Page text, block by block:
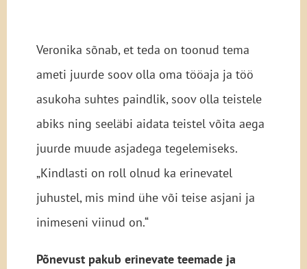
Veronika sõnab, et teda on toonud tema
ameti juurde soov olla oma tööaja ja töö
asukoha suhtes paindlik, soov olla teistele
abiks ning seeläbi aidata teistel võita aega
juurde muude asjadega tegelemiseks.
„Kindlasti on roll olnud ka erinevatel
juhustel, mis mind ühe või teise asjani ja
inimeseni viinud on.“
Põnevust pakub erinevate teemade ja